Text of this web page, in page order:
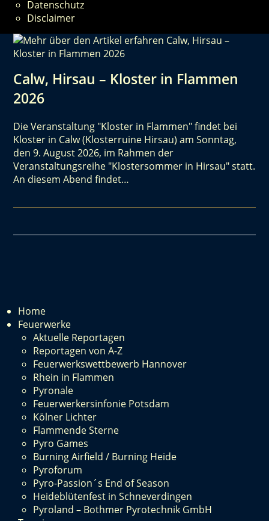
Datenschutz
Disclaimer
Calw, Hirsau – Kloster in Flammen
2026
Die Veranstaltung "Kloster in Flammen" findet bei
Kloster in Calw (Klosterruine Hirsau) am Sonntag,
den 9. August 2026, im Rahmen der
Veranstaltungsreihe "Klostersommer in Hirsau" statt.
An diesem Abend findet…
Home
Feuerwerke
Aktuelle Reportagen
Reportagen von A-Z
Feuerwerkswettbewerb Hannover
Rhein in Flammen
Pyronale
Feuerwerkersinfonie Potsdam
Kölner Lichter
Flammende Sterne
Pyro Games
Burning Airfield / Burning Heide
Pyroforum
Pyro-Passion´s End of Season
Heideblütenfest in Schneverdingen
Pyroland – Bothmer Pyrotechnik GmbH